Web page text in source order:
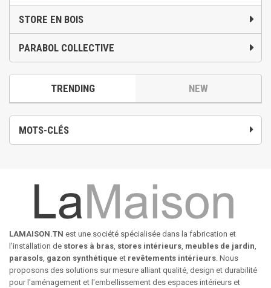
STORE EN BOIS
PARABOL COLLECTIVE
TRENDING NEW
MOTS-CLÉS
LAMAISON.TN est une société spécialisée dans la fabrication et
l'installation de stores à bras, stores intérieurs, meubles de jardin,
parasols, gazon synthétique et revêtements intérieurs. Nous
proposons des solutions sur mesure alliant qualité, design et durabilité
pour l'aménagement et l'embellissement des espaces intérieurs et